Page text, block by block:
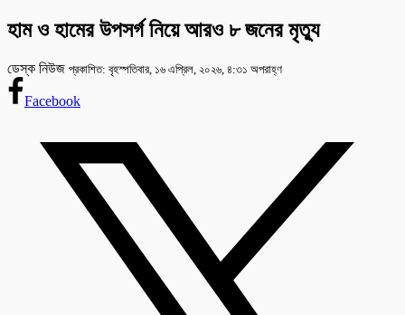
হাম ও হামের উপসর্গ নিয়ে আরও ৮ জনের মৃত্যু
ডেস্ক নিউজ প্রকাশিত: বৃহস্পতিবার, ১৬ এপ্রিল, ২০২৬, ৪:৩১ অপরাহ্ণ
Facebook